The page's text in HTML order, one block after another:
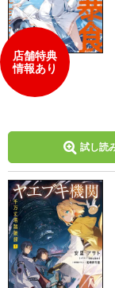
店舗特典
情報あり
試し読